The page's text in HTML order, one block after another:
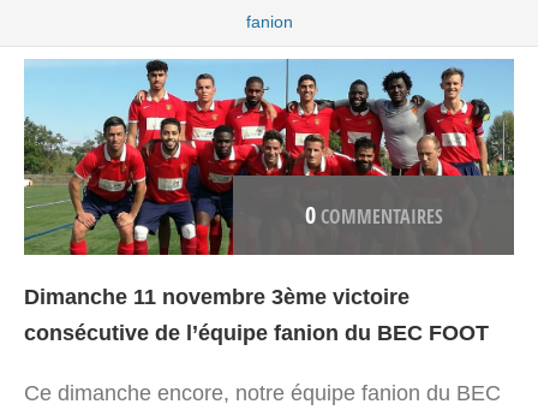
fanion
0COMMENTAIRES
Dimanche 11 novembre 3ème victoire
consécutive de l’équipe fanion du BEC FOOT
Ce dimanche encore, notre équipe fanion du BEC